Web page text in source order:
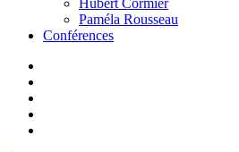
Hubert Cormier
Paméla Rousseau
Conférences